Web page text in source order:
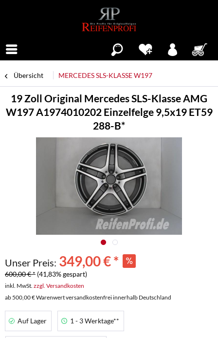
Übersicht MERCEDES SLS-KLASSE W197
19 Zoll Original Mercedes SLS-Klasse AMG
W197 A1974010202 Einzelfelge 9,5x19 ET59
288-B*
Unser Preis: 349,00 € *
600,00 € * (41,83% gespart)
inkl. MwSt. zzgl. Versandkosten
ab 500,00 € Warenwert versandkostenfrei innerhalb Deutschland
Auf Lager 1 - 3 Werktage**